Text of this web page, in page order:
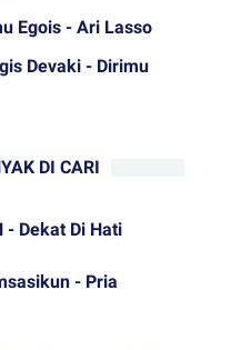
Egois - Ari Lasso
Devaki - Dirimu
DI CARI
- Dekat Di Hati
- Pria